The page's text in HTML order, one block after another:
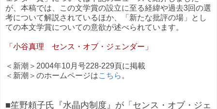
が、本稿では、この文学賞の設立に至る経緯や過去3回の選
考について解説されているほか、「新たな批評の場」とし
ての本文学賞についての意欲が述べられています。
「小谷真理 センス・オブ・ジェンダー」
＜新潮＞2004年10月号228-229頁に掲載
＜新潮＞のホームページはこちら 。
■笙野頼子氏『水晶内制度』が「センス・オブ・ジェ